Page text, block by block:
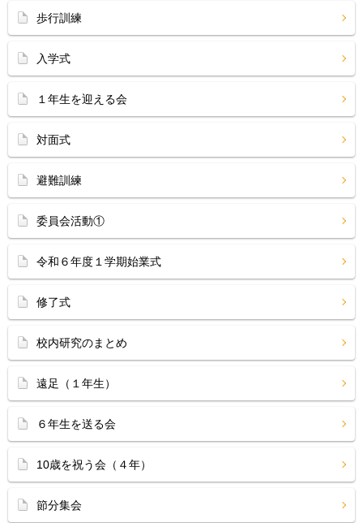
歩行訓練
入学式
１年生を迎える会
対面式
避難訓練
委員会活動①
令和６年度１学期始業式
修了式
校内研究のまとめ
遠足（１年生）
６年生を送る会
10歳を祝う会（４年）
節分集会